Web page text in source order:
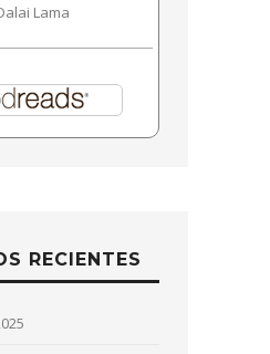
Lama
RECIENTES